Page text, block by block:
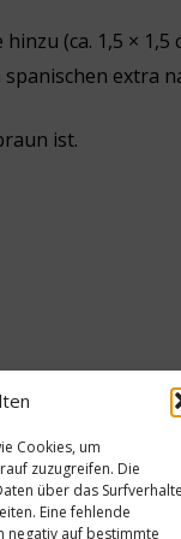
Cookies, um
zuzugreifen. Die
über das
Eine fehlende
negativ auf bestimmte
(ca. 1,5 × 1,5
extra
ist.